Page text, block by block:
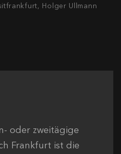
Holger Ullmann
oder zweitägige
Frankfurt ist die